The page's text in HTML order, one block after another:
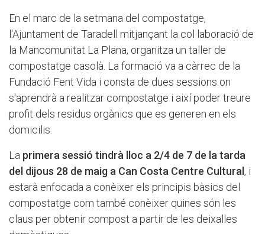
En el marc de la setmana del compostatge,
l'Ajuntament de Taradell mitjançant la col·laboració de
la Mancomunitat La Plana, organitza un taller de
compostatge casolà. La formació va a càrrec de la
Fundació Fent Vida i consta de dues sessions on
s'aprendrà a realitzar compostatge i així poder treure
profit dels residus orgànics que es generen en els
domicilis.
La primera sessió tindrà lloc a 2/4 de 7 de la tarda
del dijous 28 de maig a Can Costa Centre Cultural , i
estarà enfocada a conèixer els principis bàsics del
compostatge com també conèixer quines són les
claus per obtenir compost a partir de les deixalles